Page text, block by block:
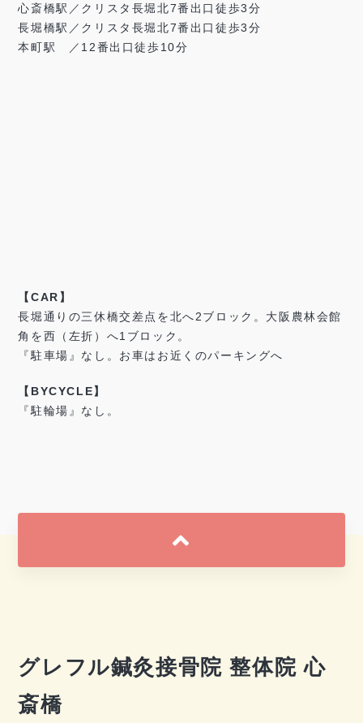
心斎橋駅／クリスタ長堀北7番出口徒歩3分
長堀橋駅／クリスタ長堀北7番出口徒歩3分
本町駅 ／12番出口徒歩10分
【CAR】
長堀通りの三休橋交差点を北へ2ブロック。大阪農林会館
角を西（左折）へ1ブロック。
『駐車場』なし。お車はお近くのパーキングへ
【BYCYCLE】
『駐輪場』なし。
グレフル鍼灸接骨院 整体院 心
斎橋